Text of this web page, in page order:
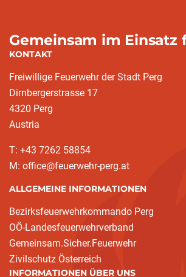
Gemeinsam im Einsatz
KONTAKT
Freiwillige Feuerwehr der Stadt Perg
Dirnbergerstrasse 17
4320 Perg
Austria
T: +43 7262 58854
M: office@feuerwehr-perg.at
ALLGEMEINE INFORMATIONEN
Bezirksfeuerwehrkommando Perg
OÖ-Landesfeuerwehrverband
Gemeinsam.Sicher.Feuerwehr
Zivilschutz Österreich
INFORMATIONEN ÜBER UNS